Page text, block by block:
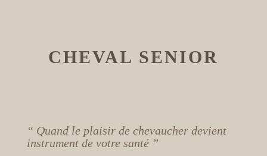
CHEVAL SENIOR
“ Quand le plaisir de chevaucher devient
instrument de votre santé ”